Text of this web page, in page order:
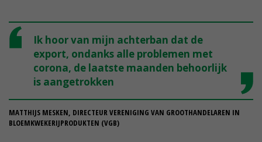
Ik hoor van mijn achterban dat de
export, ondanks alle problemen met
corona, de laatste maanden behoorlijk
is aangetrokken
MATTHIJS MESKEN, DIRECTEUR VERENIGING VAN GROOTHANDELAREN IN
BLOEMKWEKERIJPRODUKTEN (VGB)